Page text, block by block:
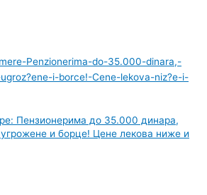
Пензионерима до 35.000 динара,
и борце! Цене лекова ниже и